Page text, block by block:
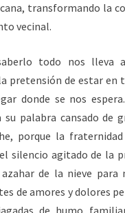
transformando la
vecinal.
todo nos lleva
pretensión de estar en
donde se nos
su palabra cansado de
porque la fraternidad
silencio agitado de la
de la nieve para
de amores y dolores
de humo